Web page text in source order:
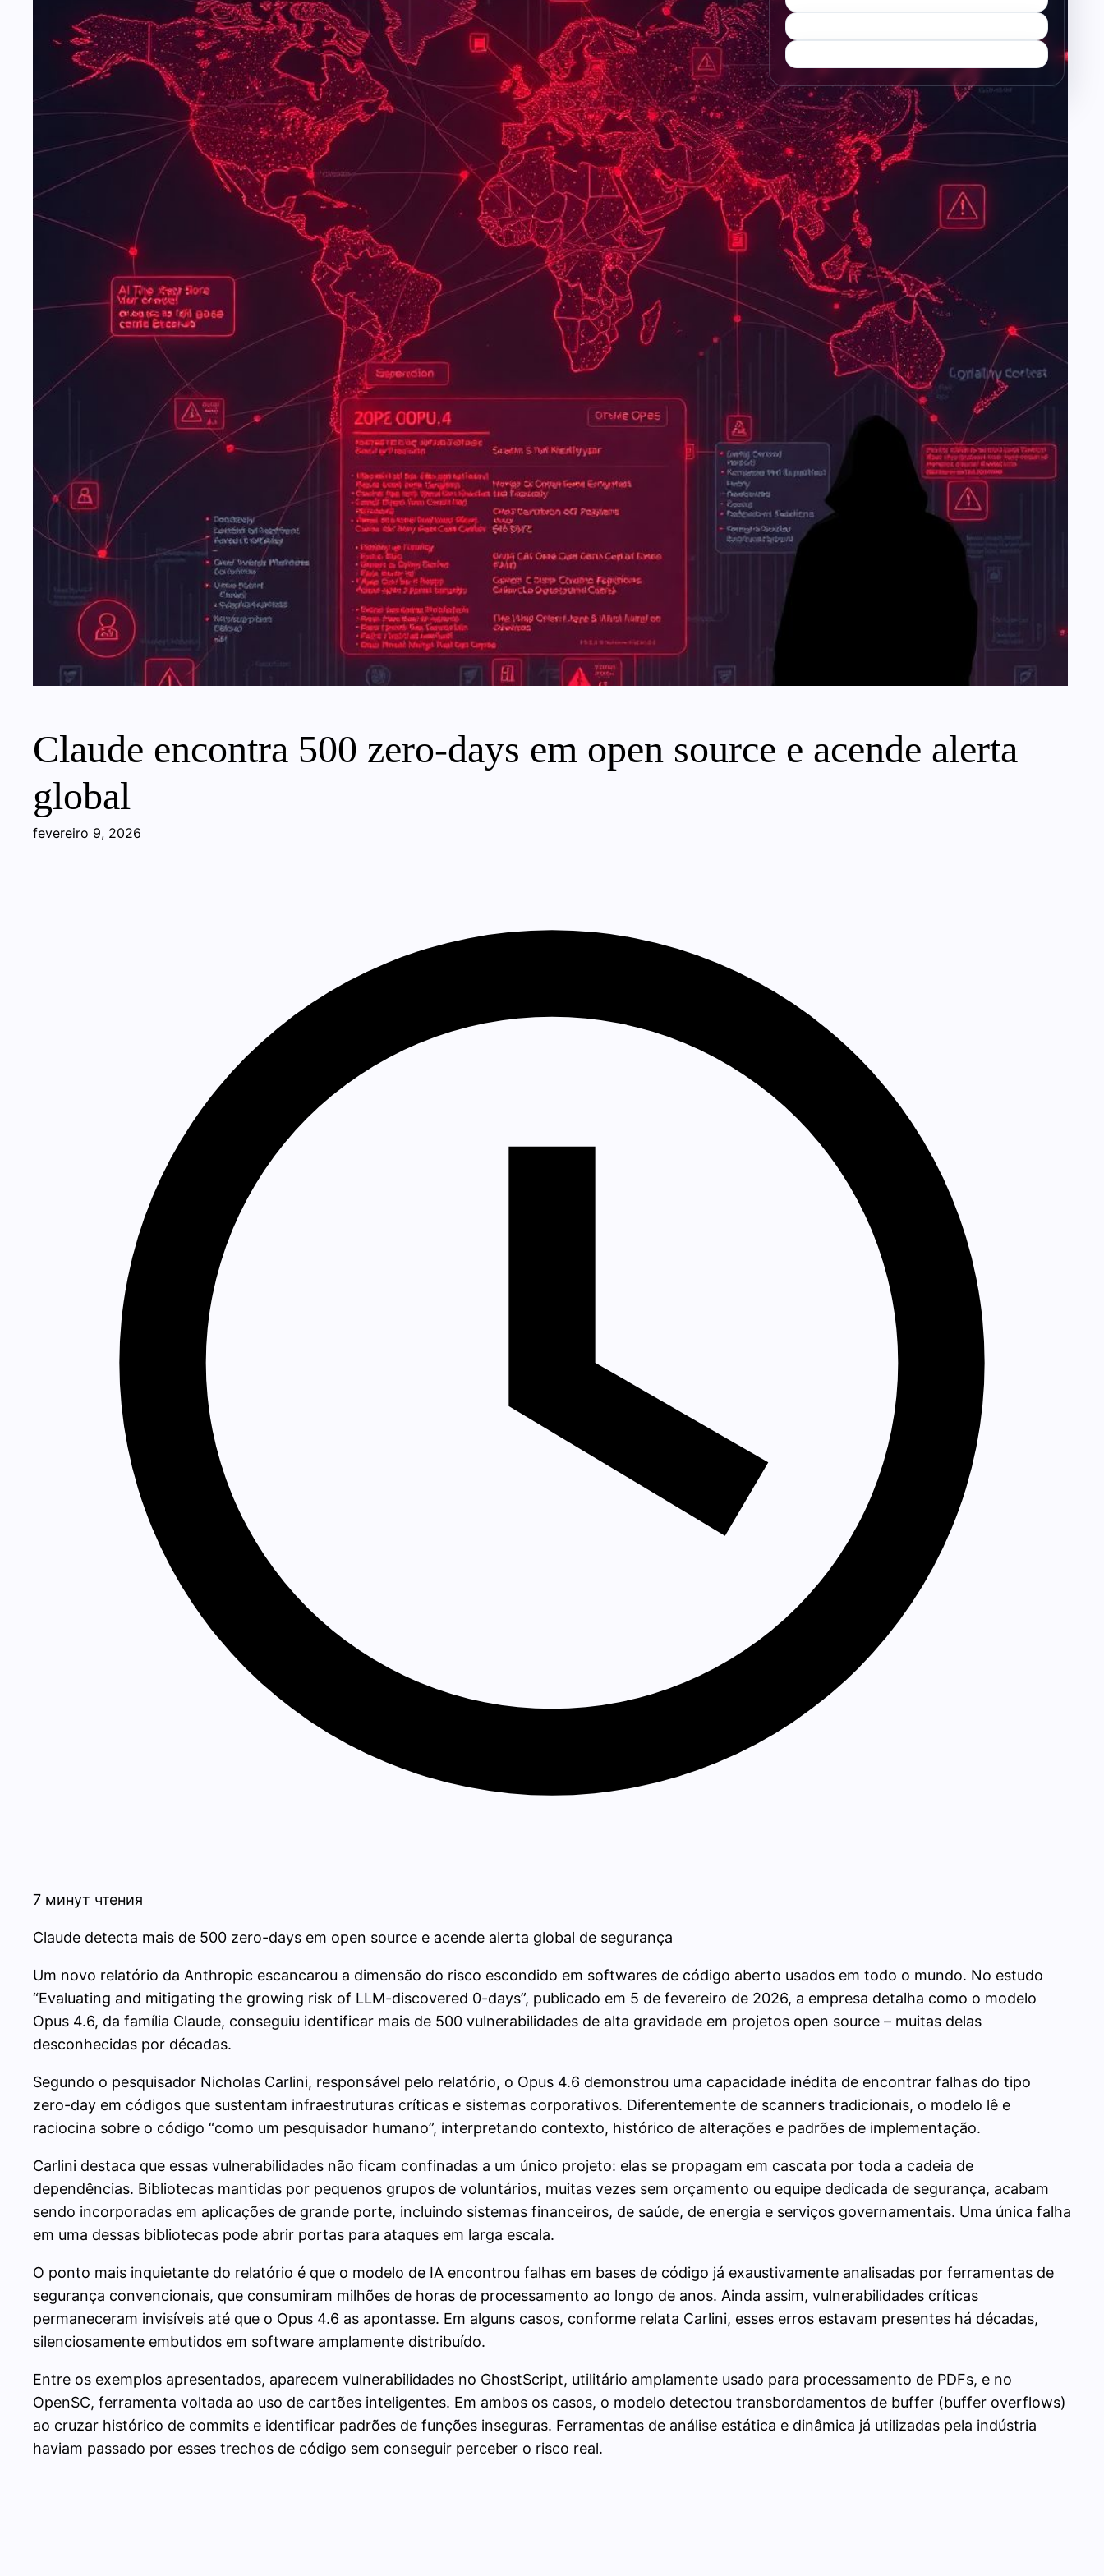
Claude encontra 500 zero-days em open source e acende alerta
global
fevereiro 9, 2026
7 минут чтения
Claude detecta mais de 500 zero-days em open source e acende alerta global de segurança
Um novo relatório da Anthropic escancarou a dimensão do risco escondido em softwares de código aberto usados em todo o mundo. No estudo
“Evaluating and mitigating the growing risk of LLM-discovered 0-days”, publicado em 5 de fevereiro de 2026, a empresa detalha como o modelo
Opus 4.6, da família Claude, conseguiu identificar mais de 500 vulnerabilidades de alta gravidade em projetos open source – muitas delas
desconhecidas por décadas.
Segundo o pesquisador Nicholas Carlini, responsável pelo relatório, o Opus 4.6 demonstrou uma capacidade inédita de encontrar falhas do tipo
zero-day em códigos que sustentam infraestruturas críticas e sistemas corporativos. Diferentemente de scanners tradicionais, o modelo lê e
raciocina sobre o código “como um pesquisador humano”, interpretando contexto, histórico de alterações e padrões de implementação.
Carlini destaca que essas vulnerabilidades não ficam confinadas a um único projeto: elas se propagam em cascata por toda a cadeia de
dependências. Bibliotecas mantidas por pequenos grupos de voluntários, muitas vezes sem orçamento ou equipe dedicada de segurança, acabam
sendo incorporadas em aplicações de grande porte, incluindo sistemas financeiros, de saúde, de energia e serviços governamentais. Uma única falha
em uma dessas bibliotecas pode abrir portas para ataques em larga escala.
O ponto mais inquietante do relatório é que o modelo de IA encontrou falhas em bases de código já exaustivamente analisadas por ferramentas de
segurança convencionais, que consumiram milhões de horas de processamento ao longo de anos. Ainda assim, vulnerabilidades críticas
permaneceram invisíveis até que o Opus 4.6 as apontasse. Em alguns casos, conforme relata Carlini, esses erros estavam presentes há décadas,
silenciosamente embutidos em software amplamente distribuído.
Entre os exemplos apresentados, aparecem vulnerabilidades no GhostScript, utilitário amplamente usado para processamento de PDFs, e no
OpenSC, ferramenta voltada ao uso de cartões inteligentes. Em ambos os casos, o modelo detectou transbordamentos de buffer (buffer overflows)
ao cruzar histórico de commits e identificar padrões de funções inseguras. Ferramentas de análise estática e dinâmica já utilizadas pela indústria
haviam passado por esses trechos de código sem conseguir perceber o risco real.